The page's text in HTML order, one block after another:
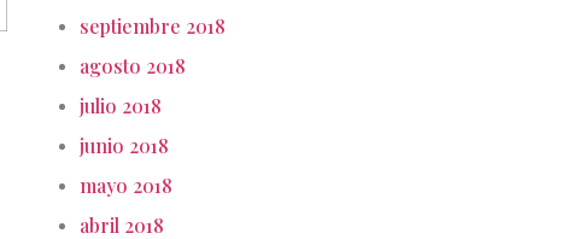
septiembre 2018
agosto 2018
julio 2018
junio 2018
mayo 2018
abril 2018